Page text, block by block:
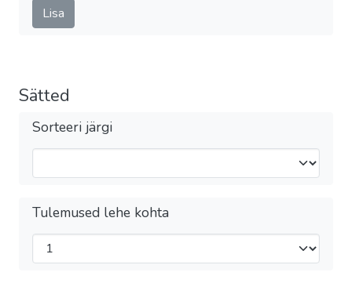
Lisa
Sätted
Sorteeri järgi
Tulemused lehe kohta